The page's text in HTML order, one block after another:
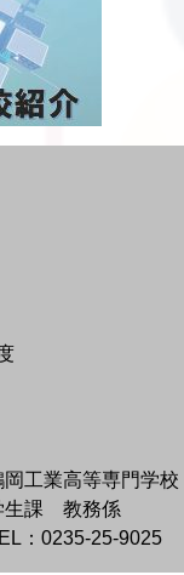
岡工業高等専門学校
生課 教務係
：0235-25-9025